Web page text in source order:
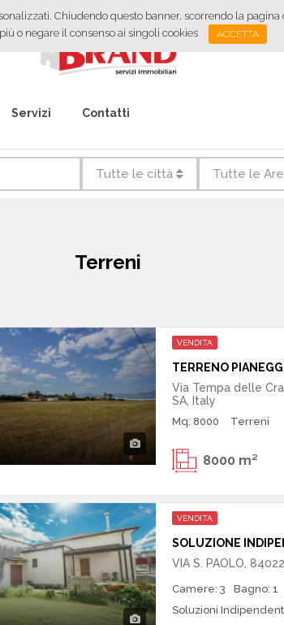
Servizi Contatti
Tutte le città Tutte le
Terreni
VENDITA
TERRENO
Via Tempa delle
SA, Italy
Mq: 8000 Terreni
8000 m²
VENDITA
VIA S. PAOLO,
Camere: 3
Bagno: 1
Soluzioni
Chiudendo questo banner, scorrendo la
o negare il consenso ai singoli cookies
ACCETTA